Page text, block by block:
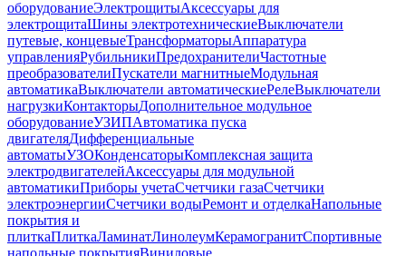
оборудованиеЭлектрощитыАксессуары для
электрощитаШины электротехническиеВыключатели
путевые, концевыеТрансформаторыАппаратура
управленияРубильникиПредохранителиЧастотные
преобразователиПускатели магнитныеМодульная
автоматикаВыключатели автоматическиеРелеВыключатели
нагрузкиКонтакторыДополнительное модульное
оборудованиеУЗИПАвтоматика пуска
двигателяДифференциальные
автоматыУЗОКонденсаторыКомплексная защита
электродвигателейАксессуары для модульной
автоматикиПриборы учетаСчетчики газаСчетчики
электроэнергииСчетчики водыРемонт и отделкаНапольные
покрытия и
плиткаПлиткаЛаминатЛинолеумКерамогранитСпортивные
напольные покрытияВиниловые